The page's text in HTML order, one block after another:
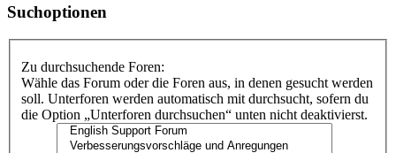
Suchoptionen
Zu durchsuchende Foren:
Wähle das Forum oder die Foren aus, in denen gesucht werden
soll. Unterforen werden automatisch mit durchsucht, sofern du
die Option „Unterforen durchsuchen“ unten nicht deaktivierst.